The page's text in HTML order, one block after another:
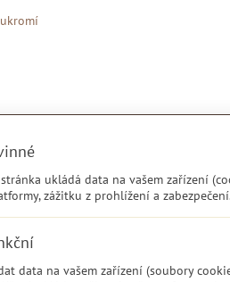
ukládá data na vašem zařízení
zážitku z prohlížení a
data na vašem zařízení (soubory